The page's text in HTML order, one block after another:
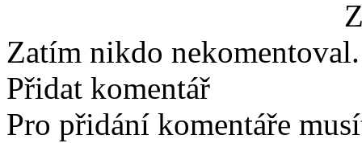
Zatím nikdo
Přidat komentář
Pro přidání komentáře